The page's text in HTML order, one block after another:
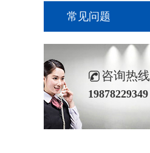
常见问题
咨询热线
19878229349